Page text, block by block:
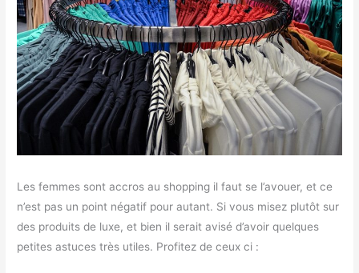
Les femmes sont accros au shopping il faut se l’avouer, et ce
n’est pas un point négatif pour autant. Si vous misez plutôt sur
des produits de luxe, et bien il serait avisé d’avoir quelques
petites astuces très utiles. Profitez de ceux ci :